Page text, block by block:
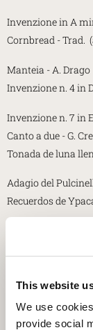
This website
We use
provide social
Invenzione in A
Cornbread - Trad.
Manteia - A. Drago
Invenzione n. 4 in
Invenzione n. 7 in
Canto a due - G.
Tonada de luna
Adagio del
Recuerdos de
Seu Lorenço no
Le artiste